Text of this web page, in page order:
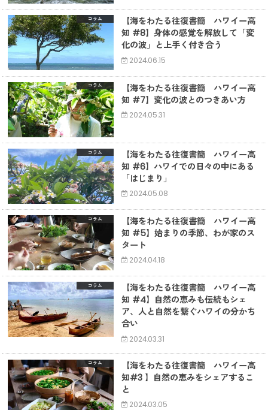
コラム
【海をわたる往復書簡 ハワイー高
知 #8】身体の感覚を解放して「変
化の波」と上手く付き合う
2024.06.15
コラム
【海をわたる往復書簡 ハワイー高
知 #7】変化の波とのつきあい方
2024.05.31
コラム
【海をわたる往復書簡 ハワイー高
知 #6】ハワイでの日々の中にある
「はじまり」
2024.05.08
コラム
【海をわたる往復書簡 ハワイー高
知 #5】始まりの季節、わが家のス
タート
2024.04.18
コラム
【海をわたる往復書簡 ハワイー高
知 #4】自然の恵みも伝統もシェ
ア、人と自然を繋ぐハワイの分かち
合い
2024.03.31
コラム
【海をわたる往復書簡 ハワイー高
知#3 】自然の恵みをシェアするこ
と
2024.03.05